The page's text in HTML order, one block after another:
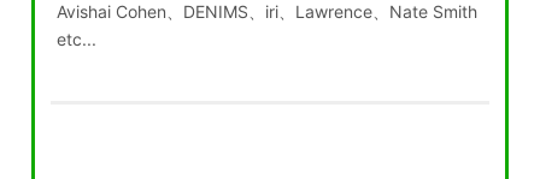
Avishai Cohen、DENIMS、iri、Lawrence、Nate Smith
etc...